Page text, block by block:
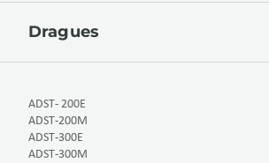
Dragues
ADST- 200E
ADST-200M
ADST-300E
ADST-300M